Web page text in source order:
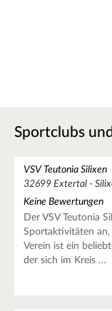
Sportclubs
VSV Teutonia Silixen
32699 Extertal -
Keine Bewertungen
Der VSV Teutonia
Sportaktivitäten
Verein ist ein
der sich im Kreis …